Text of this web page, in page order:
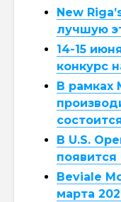
New
лучшую
14-15
конкурс
В рамках
В U.S.
появится
Beviale
марта